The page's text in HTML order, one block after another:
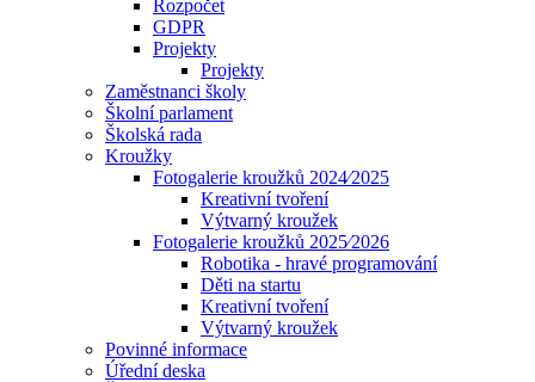
Rozpočet
GDPR
Projekty
Projekty
Zaměstnanci školy
Školní parlament
Školská rada
Kroužky
Fotogalerie kroužků 2024⁄2025
Kreativní tvoření
Výtvarný kroužek
Fotogalerie kroužků 2025⁄2026
Robotika - hravé programování
Děti na startu
Kreativní tvoření
Výtvarný kroužek
Povinné informace
Úřední deska